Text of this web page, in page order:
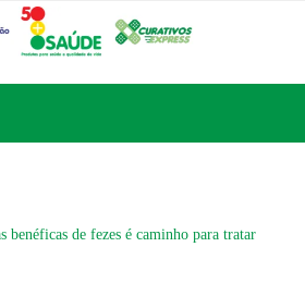
benéficas de fezes é caminho para tratar